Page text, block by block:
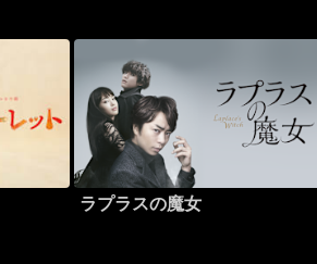
ラプラスの魔女